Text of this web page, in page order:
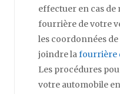
effectuer en cas de
fourrière de votre
les coordonnées
joindre lafourrière
Les procédures
votre automobile